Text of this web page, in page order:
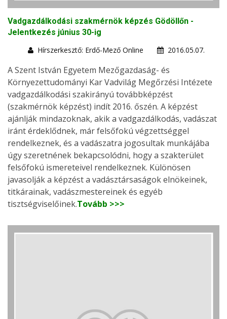
Vadgazdálkodási szakmérnök képzés Gödöllőn -
Jelentkezés június 30-ig
Hírszerkesztő: Erdő-Mező Online
2016.05.07.
A Szent István Egyetem Mezőgazdaság- és
Környezettudományi Kar Vadvilág Megőrzési Intézete
vadgazdálkodási szakirányú továbbképzést
(szakmérnök képzést) indít 2016. őszén. A képzést
ajánlják mindazoknak, akik a vadgazdálkodás, vadászat
iránt érdeklődnek, már felsőfokú végzettséggel
rendelkeznek, és a vadászatra jogosultak munkájába
úgy szeretnének bekapcsolódni, hogy a szakterület
felsőfokú ismereteivel rendelkeznek. Különösen
javasolják a képzést a vadásztársaságok elnökeinek,
titkárainak, vadászmestereinek és egyéb
tisztségviselőinek.Tovább >>>